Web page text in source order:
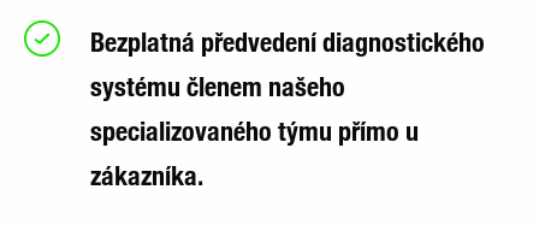
Bezplatná předvedení diagnostického
systému členem našeho
specializovaného týmu přímo u
zákazníka.